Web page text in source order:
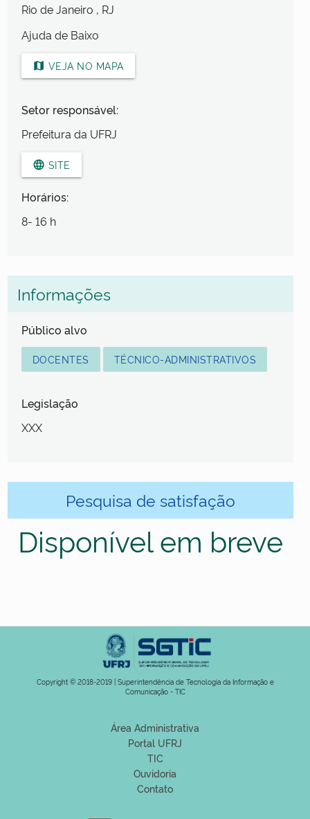
Rio de Janeiro , RJ
Ajuda de Baixo
map VEJA NO MAPA
Setor responsável:
Prefeitura da UFRJ
language SITE
Horários:
8- 16 h
Informações
Público alvo
DOCENTES TÉCNICO-ADMINISTRATIVOS
Legislação
XXX
Pesquisa de satisfação
Disponível em breve
Copyright © 2018-2019 | Superintendência de Tecnologia da Informação e
Comunicação - TIC
Área Administrativa
Portal UFRJ
TIC
Ouvidoria
Contato